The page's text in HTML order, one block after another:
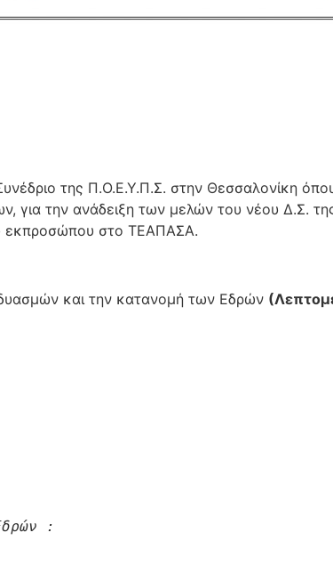
της Π.Ο.Ε.Υ.Π.Σ. στην Θεσσαλονίκη
την ανάδειξη των μελών του νέου Δ.Σ.
εκπροσώπου στο ΤΕΑΠΑΣΑ.
και την κατανομή των Εδρών
: